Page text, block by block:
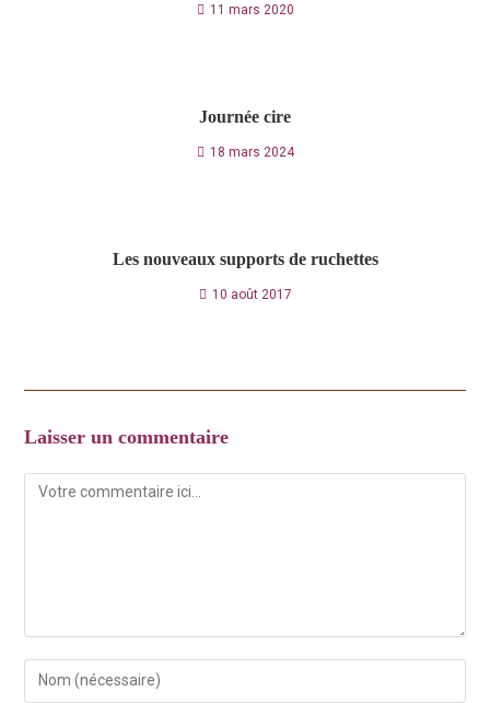
11 mars 2020
Journée cire
18 mars 2024
Les nouveaux supports de ruchettes
10 août 2017
Laisser un commentaire